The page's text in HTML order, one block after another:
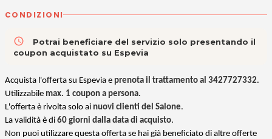
CONDIZIONI
access_time
Potrai beneficiare del servizio solo presentando il
coupon acquistato su Espevia
Acquista l'offerta su Espevia e prenota il trattamento al 3427727332.
Utilizzabile max. 1 coupon a persona.
L'offerta è rivolta solo ai nuovi clienti del Salone.
La validità è di 60 giorni dalla data di acquisto.
Non puoi utilizzare questa offerta se hai già beneficiato di altre offerte